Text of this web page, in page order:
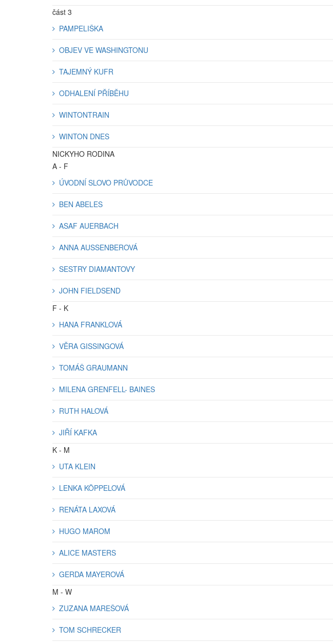
část 3
PAMPELIŠKA
OBJEV VE WASHINGTONU
TAJEMNÝ KUFR
ODHALENÍ PŘÍBĚHU
WINTONTRAIN
WINTON DNES
NICKYHO RODINA
A - F
ÚVODNÍ SLOVO PRŮVODCE
BEN ABELES
ASAF AUERBACH
ANNA AUSSENBEROVÁ
SESTRY DIAMANTOVY
JOHN FIELDSEND
F - K
HANA FRANKLOVÁ
VĚRA GISSINGOVÁ
TOMÁŠ GRAUMANN
MILENA GRENFELL- BAINES
RUTH HALOVÁ
JIŘÍ KAFKA
K - M
UTA KLEIN
LENKA KÖPPELOVÁ
RENÁTA LAXOVÁ
HUGO MAROM
ALICE MASTERS
GERDA MAYEROVÁ
M - W
ZUZANA MAREŠOVÁ
TOM SCHRECKER